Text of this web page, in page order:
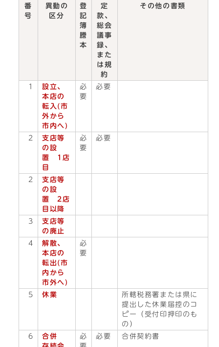
番
号
異動の
区分
登
記
簿
謄
本
定
款、
総会
議事
録、
また
は規
約
その他の書類
1
設立、
本店の
転入(市
外から
市内へ)
必
要
必要
2
支店等
の設
置 1店
目
必
要
必要
2
支店等
の設
置 2店
目以降
3
支店等
の廃止
4
解散、
本店の
転出(市
内から
市外へ)
必
要
5 休業
所轄税務署または県に
提出した休業届控のコ
ピー（受付印押印のも
の）
6
合併
必
必要 合併契約書